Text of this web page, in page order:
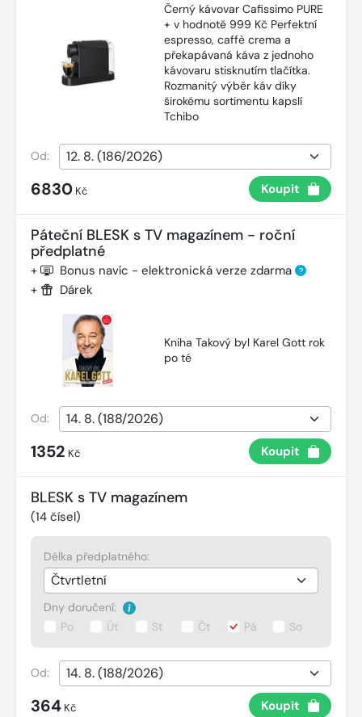
Černý kávovar Cafissimo PURE
+ v hodnotě 999 Kč Perfektní
espresso, caffè crema a
překapávaná káva z jednoho
kávovaru stisknutím tlačítka.
Rozmanitý výběr káv díky
širokému sortimentu kapslí
Tchibo
Od:
6830 Kč Koupit
Páteční BLESK s TV magazínem - roční
předplatné
+ Bonus navíc - elektronická verze zdarma ?
+ Dárek
Kniha Takový byl Karel Gott rok
po té
Od:
1352 Kč Koupit
BLESK s TV magazínem
(14 čísel)
Délka předplatného:
Dny doručení:
Po
Út St Čt Pá So
Od:
364 Kč Koupit